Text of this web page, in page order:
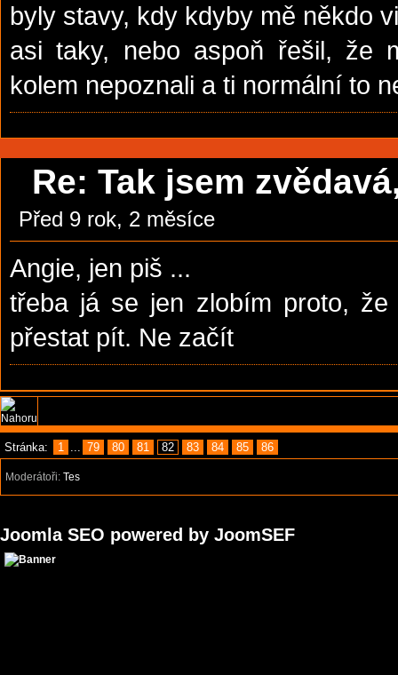
byly stavy, kdy kdyby mě někdo
asi taky, nebo aspoň řešil, že
kolem nepoznali a ti normální to
Re: Tak jsem
Před 9 rok, 2 měsíce
Angie, jen piš ...
třeba já se jen zlobím proto,
přestat pít. Ne začít
Stránka: 1 ... 79 80 81 82 83 84 85 86
Moderátoři: Tes
Joomla SEO powered by JoomSEF